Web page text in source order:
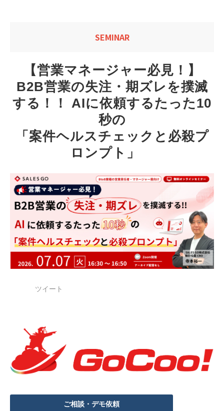
SEMINAR
【営業マネージャー必見！】
B2B営業の失注・期ズレを撲滅
する！！ AIに依頼するたった10
秒の
「案件ヘルスチェックと必殺プ
ロンプト」
ツイート
ご相談・デモ依頼